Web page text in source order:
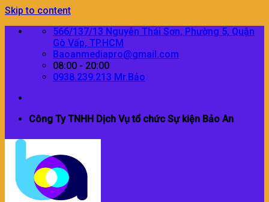
Skip to content
566/137/13 Nguyễn Thái Sơn, Phường 5, Quận
Gò Vấp, TP.HCM
Baoanmediapro@gmail.com
08:00 - 20:00
0938.239.213 Mr.Bảo
Công Ty TNHH Dịch Vụ tổ chức Sự kiện Bảo An